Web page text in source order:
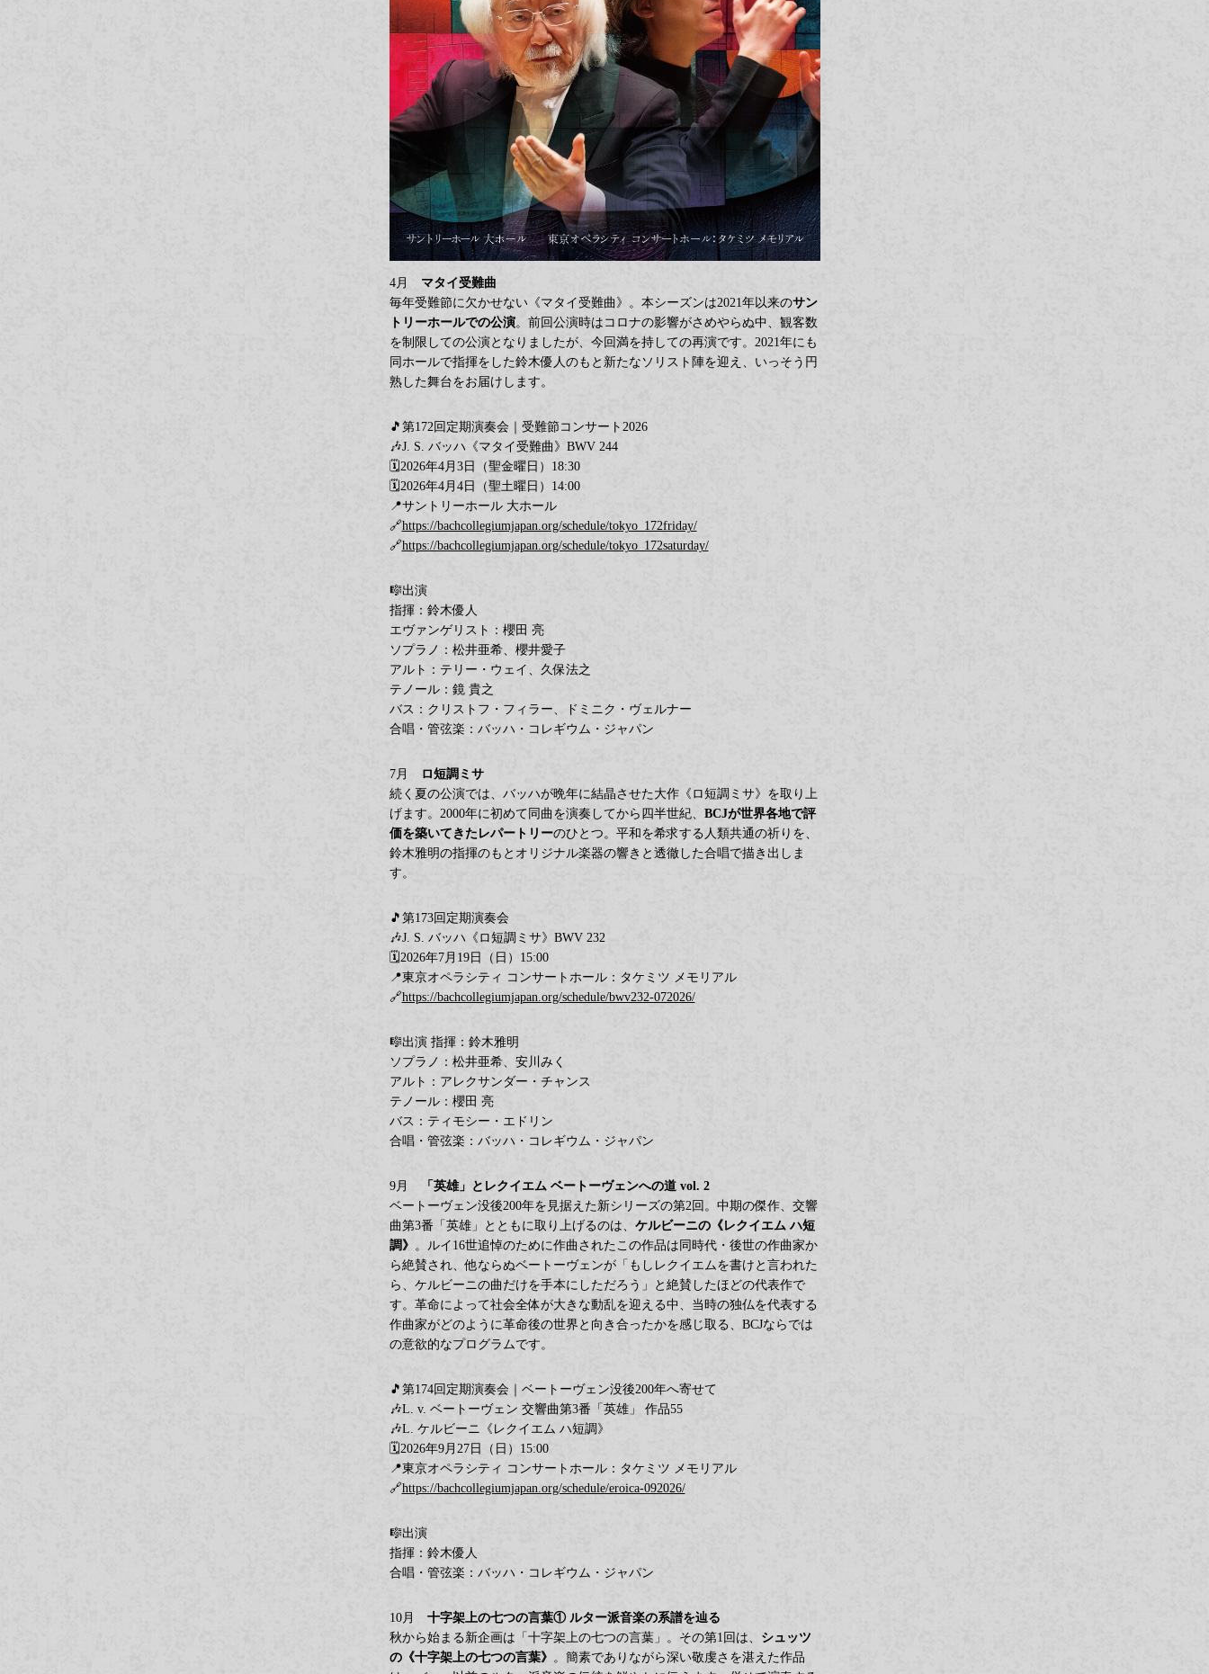
4月 マタイ受難曲
毎年受難節に欠かせない《マタイ受難曲》。本シーズンは2021年以来のサン
トリーホールでの公演。前回公演時はコロナの影響がさめやらぬ中、観客数
を制限しての公演となりましたが、今回満を持しての再演です。2021年にも
同ホールで指揮をした鈴木優人のもと新たなソリスト陣を迎え、いっそう円
熟した舞台をお届けします。
🎵第172回定期演奏会｜受難節コンサート2026
🎶J. S. バッハ《マタイ受難曲》BWV 244
🗓️2026年4月3日（聖金曜日）18:30
🗓️2026年4月4日（聖土曜日）14:00
📍サントリーホール 大ホール
🔗https://bachcollegiumjapan.org/schedule/tokyo_172friday/
🔗https://bachcollegiumjapan.org/schedule/tokyo_172saturday/
🎼出演
指揮：鈴木優人
エヴァンゲリスト：櫻田 亮
ソプラノ：松井亜希、櫻井愛子
アルト：テリー・ウェイ、久保法之
テノール：鏡 貴之
バス：クリストフ・フィラー、ドミニク・ヴェルナー
合唱・管弦楽：バッハ・コレギウム・ジャパン
7月
ロ短調ミサ
続く夏の公演では、バッハが晩年に結晶させた大作《ロ短調ミサ》を取り上
げます。2000年に初めて同曲を演奏してから四半世紀、 BCJが世界各地で評
価を築いてきたレパートリーのひとつ。平和を希求する人類共通の祈りを、
鈴木雅明の指揮のもとオリジナル楽器の響きと透徹した合唱で描き出しま
す。
🎵第173回定期演奏会
🎶J. S. バッハ《ロ短調ミサ》BWV 232
🗓️2026年7月19日（日）15:00
📍東京オペラシティ コンサートホール：タケミツ メモリアル
🔗https://bachcollegiumjapan.org/schedule/bwv232-072026/
🎼出演 指揮：鈴木雅明
ソプラノ：松井亜希、安川みく
アルト：アレクサンダー・チャンス
テノール：櫻田 亮
バス：ティモシー・エドリン
合唱・管弦楽：バッハ・コレギウム・ジャパン
9月
「英雄」とレクイエム ベートーヴェンへの道 vol. 2
ベートーヴェン没後200年を見据えた新シリーズの第2回。中期の傑作、交響
曲第3番「英雄」とともに取り上げるのは、 ケルビーニの《レクイエム ハ短
調》 。ルイ16世追悼のために作曲されたこの作品は同時代・後世の作曲家か
ら絶賛され、他ならぬベートーヴェンが「もしレクイエムを書けと言われた
ら、ケルビーニの曲だけを手本にしただろう」と絶賛したほどの代表作で
す。革命によって社会全体が大きな動乱を迎える中、当時の独仏を代表する
作曲家がどのように革命後の世界と向き合ったかを感じ取る、BCJならでは
の意欲的なプログラムです。
🎵第174回定期演奏会｜ベートーヴェン没後200年へ寄せて
🎶L. v. ベートーヴェン 交響曲第3番「英雄」 作品55
🎶L. ケルビーニ《レクイエム ハ短調》
🗓️2026年9月27日（日）15:00
📍東京オペラシティ コンサートホール：タケミツ メモリアル
🔗https://bachcollegiumjapan.org/schedule/eroica-092026/
🎼出演
指揮：鈴木優人
合唱・管弦楽：バッハ・コレギウム・ジャパン
10月 十字架上の七つの言葉① ルター派音楽の系譜を辿る
秋から始まる新企画は「十字架上の七つの言葉」。その第1回は、 シュッツ
の《十字架上の七つの言葉》 。簡素でありながら深い敬虔さを湛えた作品